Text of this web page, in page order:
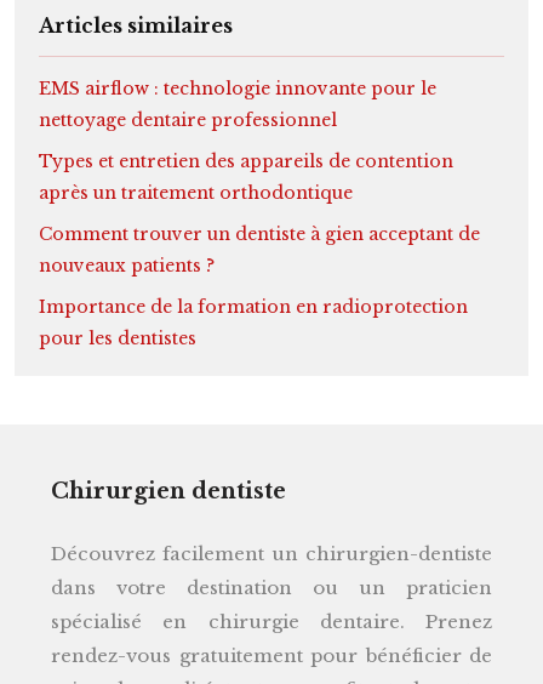
Articles similaires
EMS airflow : technologie innovante pour le
nettoyage dentaire professionnel
Types et entretien des appareils de contention
après un traitement orthodontique
Comment trouver un dentiste à gien acceptant de
nouveaux patients ?
Importance de la formation en radioprotection
pour les dentistes
Chirurgien dentiste
Découvrez facilement un chirurgien-dentiste
dans votre destination ou un praticien
spécialisé en chirurgie dentaire. Prenez
rendez-vous gratuitement pour bénéficier de